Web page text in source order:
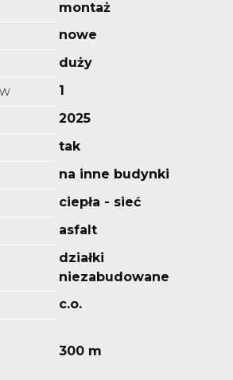
montaż
nowe
duży
1
2025
tak
na inne budynki
ciepła - sieć
asfalt
działki
niezabudowane
c.o.
300 m